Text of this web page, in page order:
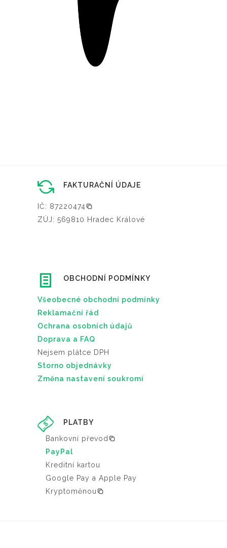
FAKTURAČNÍ ÚDAJE
IČ: 87220474
ZÚJ: 569810 Hradec Králové
OBCHODNÍ PODMÍNKY
Všeobecné obchodní podmínky
Reklamační řád
Ochrana osobních údajů
Doprava a FAQ
Nejsem plátce DPH
Storno objednávky
Změna nastavení soukromí
PLATBY
Bankovní převod
PayPal
Kreditní kartou
Google Pay a Apple Pay
Kryptoměnou